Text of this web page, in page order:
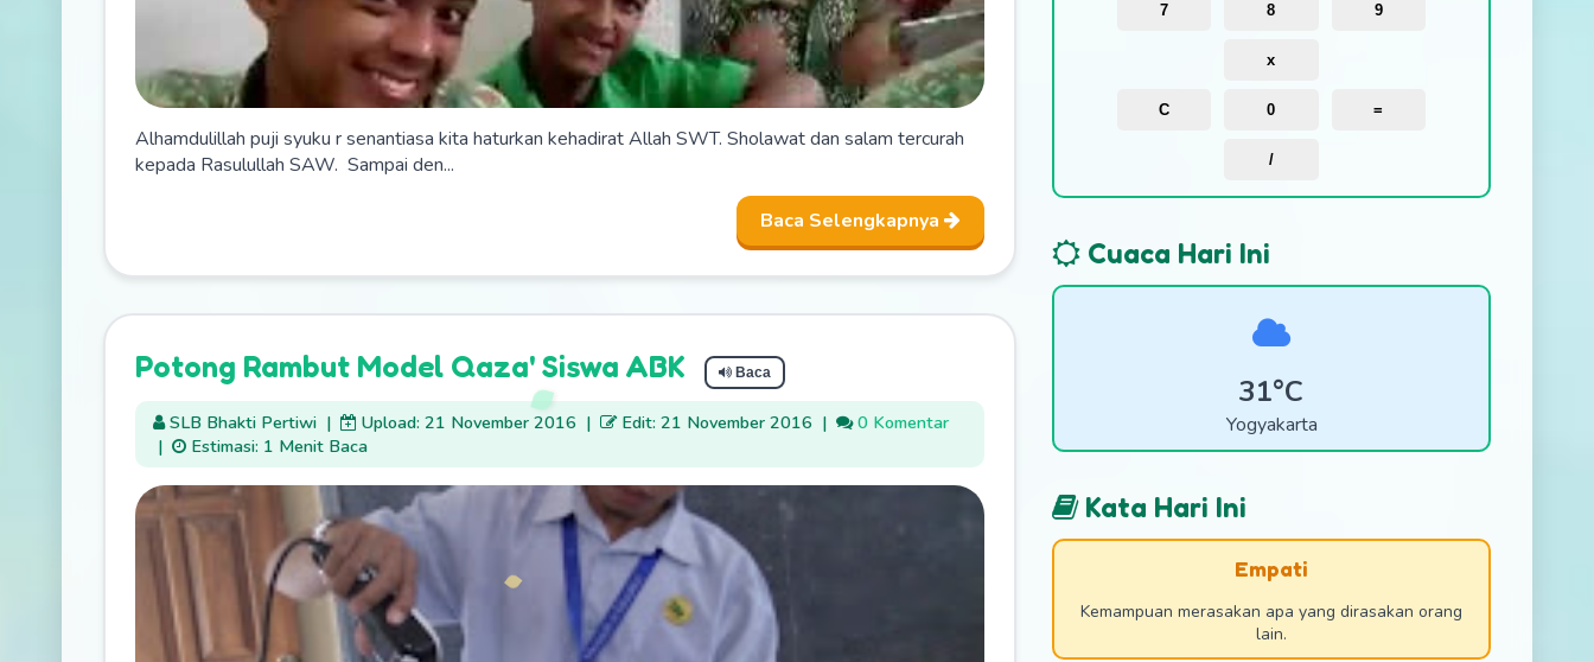
Alhamdulillah puji syuku r senantiasa kita haturkan kehadirat Allah SWT. Sholawat dan salam tercurah
kepada Rasulullah SAW. Sampai den...
Baca Selengkapnya
Potong Rambut Model Qaza' Siswa ABK Baca
SLB Bhakti Pertiwi | Upload: 21 November 2016 | Edit: 21 November 2016 |
0 Komentar
|
Estimasi: 1 Menit Baca
7 8 9
x
C 0 =
/
Cuaca Hari Ini
31°C
Yogyakarta
Kata Hari Ini
Empati
Kemampuan merasakan apa yang dirasakan orang
lain.